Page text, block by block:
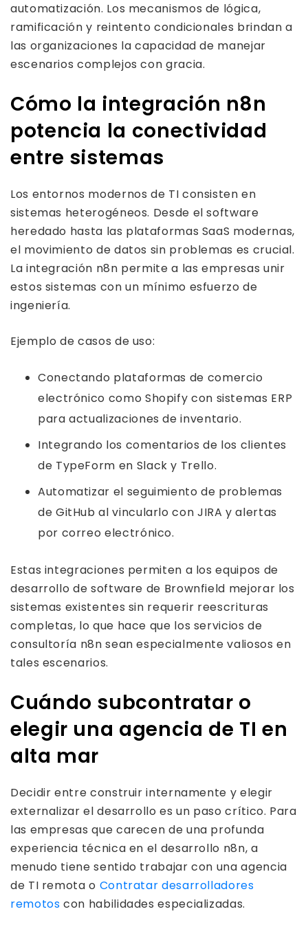
automatización. Los mecanismos de lógica,
ramificación y reintento condicionales brindan a
las organizaciones la capacidad de manejar
escenarios complejos con gracia.
Cómo la integración n8n
potencia la conectividad
entre sistemas
Los entornos modernos de TI consisten en
sistemas heterogéneos. Desde el software
heredado hasta las plataformas SaaS modernas,
el movimiento de datos sin problemas es crucial.
La integración n8n permite a las empresas unir
estos sistemas con un mínimo esfuerzo de
ingeniería.
Ejemplo de casos de uso:
Conectando plataformas de comercio
electrónico como Shopify con sistemas ERP
para actualizaciones de inventario.
Integrando los comentarios de los clientes
de TypeForm en Slack y Trello.
Automatizar el seguimiento de problemas
de GitHub al vincularlo con JIRA y alertas
por correo electrónico.
Estas integraciones permiten a los equipos de
desarrollo de software de Brownfield mejorar los
sistemas existentes sin requerir reescrituras
completas, lo que hace que los servicios de
consultoría n8n sean especialmente valiosos en
tales escenarios.
Cuándo subcontratar o
elegir una agencia de TI en
alta mar
Decidir entre construir internamente y elegir
externalizar el desarrollo es un paso crítico. Para
las empresas que carecen de una profunda
experiencia técnica en el desarrollo n8n, a
menudo tiene sentido trabajar con una agencia
de TI remota o Contratar desarrolladores
remotos con habilidades especializadas.